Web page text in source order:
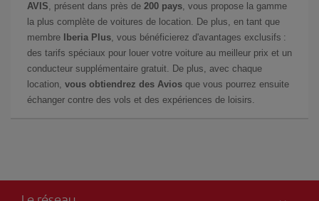
AVIS, présent dans près de 200 pays, vous propose la gamme
la plus complète de voitures de location. De plus, en tant que
membre
Iberia Plus, vous bénéficierez d'avantages exclusifs :
des tarifs spéciaux pour louer votre voiture au meilleur prix et un
conducteur supplémentaire gratuit. De plus, avec chaque
location, vous obtiendrez des Avios que vous pourrez ensuite
échanger contre des vols et des expériences de loisirs.